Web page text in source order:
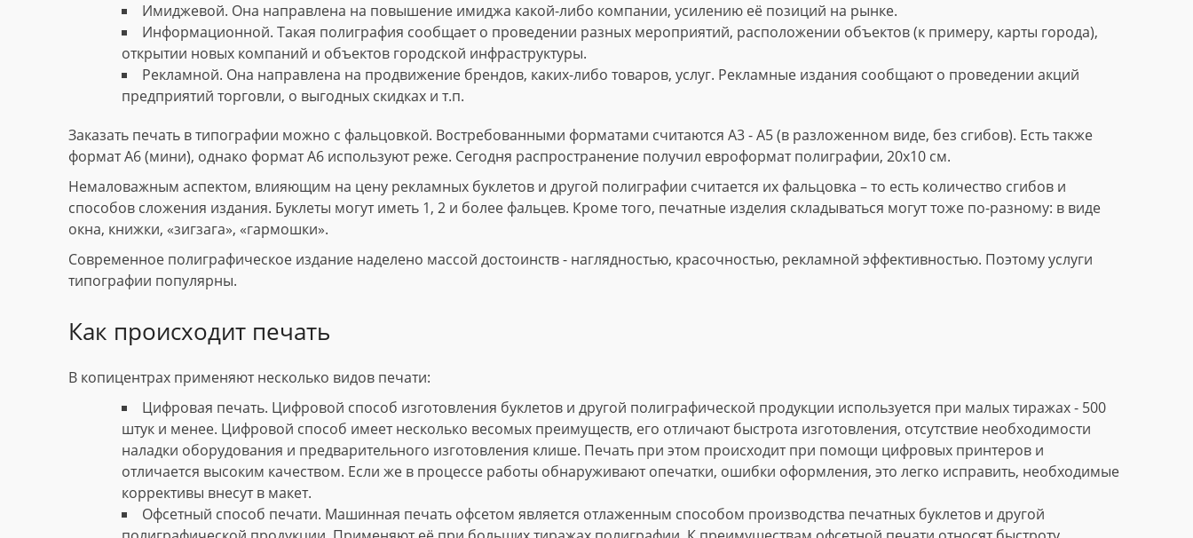
Имиджевой. Она направлена на повышение имиджа какой-либо компании, усилению её позиций на рынке.
Информационной. Такая полиграфия сообщает о проведении разных мероприятий, расположении объектов (к примеру, карты города),
открытии новых компаний и объектов городской инфраструктуры.
Рекламной. Она направлена на продвижение брендов, каких-либо товаров, услуг. Рекламные издания сообщают о проведении акций
предприятий торговли, о выгодных скидках и т.п.
Заказать печать в типографии можно с фальцовкой. Востребованными форматами считаются А3 - А5 (в разложенном виде, без сгибов). Есть также
формат А6 (мини), однако формат А6 используют реже. Сегодня распространение получил евроформат полиграфии, 20х10 см.
Немаловажным аспектом, влияющим на цену рекламных буклетов и другой полиграфии считается их фальцовка – то есть количество сгибов и
способов сложения издания. Буклеты могут иметь 1, 2 и более фальцев. Кроме того, печатные изделия складываться могут тоже по-разному: в виде
окна, книжки, «зигзага», «гармошки».
Современное полиграфическое издание наделено массой достоинств - наглядностью, красочностью, рекламной эффективностью. Поэтому услуги
типографии популярны.
Как происходит печать
В копицентрах применяют несколько видов печати:
Цифровая печать. Цифровой способ изготовления буклетов и другой полиграфической продукции используется при малых тиражах - 500
штук и менее. Цифровой способ имеет несколько весомых преимуществ, его отличают быстрота изготовления, отсутствие необходимости
наладки оборудования и предварительного изготовления клише. Печать при этом происходит при помощи цифровых принтеров и
отличается высоким качеством. Если же в процессе работы обнаруживают опечатки, ошибки оформления, это легко исправить, необходимые
коррективы внесут в макет.
Офсетный способ печати. Машинная печать офсетом является отлаженным способом производства печатных буклетов и другой